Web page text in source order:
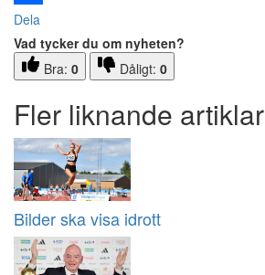
Dela
Vad tycker du om nyheten?
Bra: 0 Dåligt: 0
Fler liknande artiklar
Bilder ska visa idrott